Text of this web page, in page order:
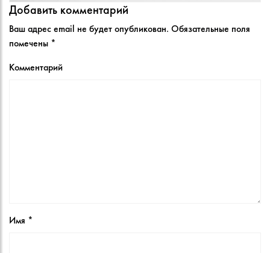
Добавить комментарий
Ваш адрес email не будет опубликован. Обязательные поля
помечены *
Комментарий
Имя *